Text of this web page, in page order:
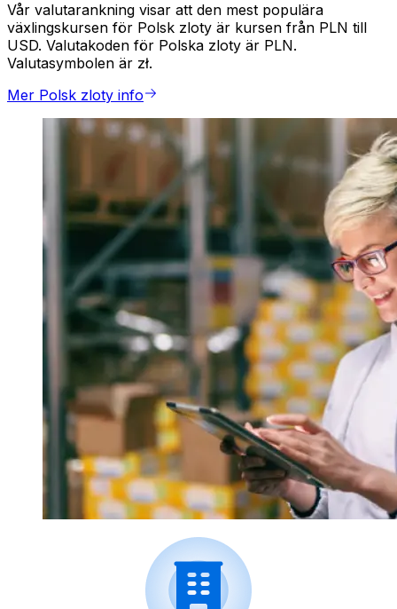
Vår valutarankning visar att den mest populära
växlingskursen för Polsk zloty är kursen från PLN till
USD. Valutakoden för Polska zloty är PLN.
Valutasymbolen är zł.
Mer Polsk zloty info